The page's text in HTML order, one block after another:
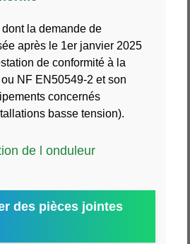
la demande de
après le 1er janvier 2025
de conformité à la
NF EN50549-2 et son
concernés
basse tension).
de l onduleur
des pièces jointes